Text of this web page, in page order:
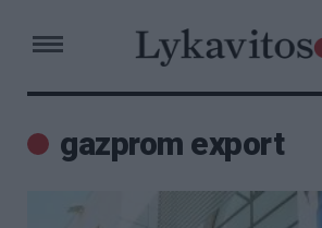
gazprom export